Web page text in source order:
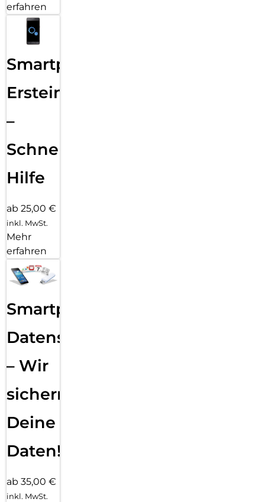
erfahren
Smartphone
Ersteinrichtung
–
Schnelle
Hilfe
ab 25,00 €
inkl. MwSt.
Mehr
erfahren
Smartphone
Datensicherung
– Wir
sichern
Deine
Daten!
ab 35,00 €
inkl. MwSt.